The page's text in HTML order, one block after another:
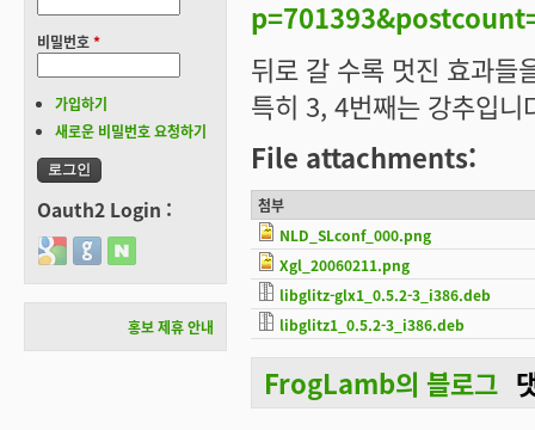
뒤로 갈 수록 멋진 효과들
특히 3, 4번째는 강추입니
File attachments:
첨부
NLD_SLconf_000.png
Xgl_20060211.png
libglitz-glx1_0.5.2-3_i386.deb
libglitz1_0.5.2-3_i386.deb
FrogLamb의 블로그
비밀번호*
가입하기
새로운 비밀번호 요청하기
Oauth2 Login :
Login with Google
Login with GitHub
Login with Naver
홍보 제휴 안내